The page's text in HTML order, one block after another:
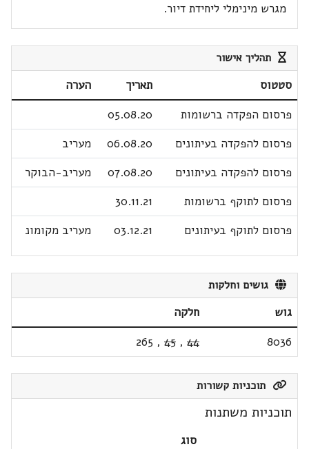
מגרש מינימלי ליחידת דיור.
תהליך אישור
סטטוס תאריך
הערה
פרסום הפקדה ברשומות
05.08.20
פרסום להפקדה בעיתונים
06.08.20
מעריב
פרסום להפקדה בעיתונים
07.08.20
מעריב-הבוקר
פרסום לתוקף ברשומות
30.11.21
פרסום לתוקף בעיתונים
03.12.21 מעריב מקומונ
גושים וחלקות
גוש
חלקה
8036
44
,
45
,
265
תוכניות קשורות
תוכניות משתנות
סוג